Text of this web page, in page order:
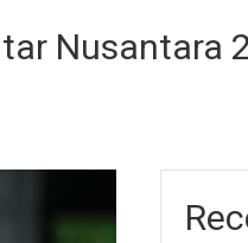
Nusantara